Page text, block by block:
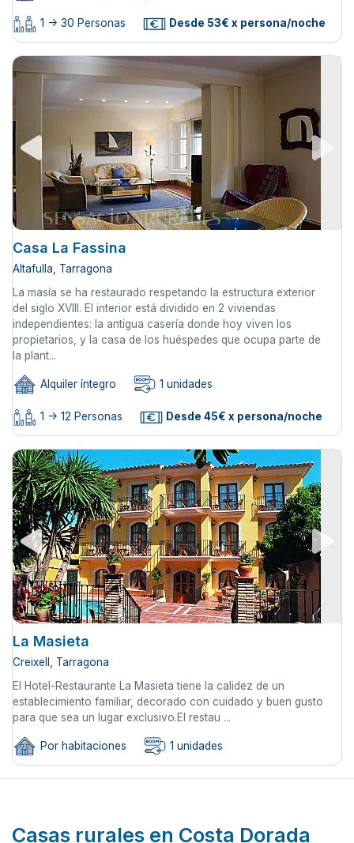
1 -> 30 Personas Desde 53€ x persona/noche
Casa La Fassina
Altafulla, Tarragona
La masía se ha restaurado respetando la estructura exterior
del siglo XVIII. El interior está dividido en 2 viviendas
independientes: la antigua casería donde hoy viven los
propietarios, y la casa de los huéspedes que ocupa parte de
la plant...
Alquiler íntegro 1 unidades
1 -> 12 Personas Desde 45€ x persona/noche
La Masieta
Creixell, Tarragona
El Hotel-Restaurante La Masieta tiene la calidez de un
establecimiento familiar, decorado con cuidado y buen gusto
para que sea un lugar exclusivo.El restau ...
Por habitaciones 1 unidades
Casas rurales en Costa Dorada